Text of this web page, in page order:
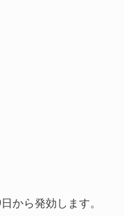
から発効します。